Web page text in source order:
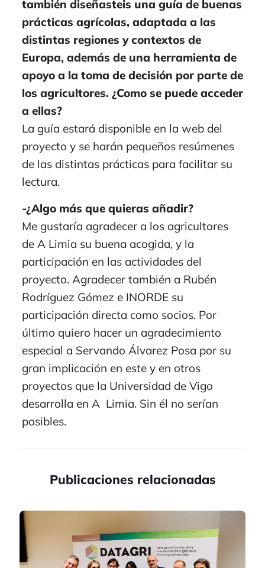
también diseñasteis una guía de buenas
prácticas agrícolas, adaptada a las
distintas regiones y contextos de
Europa, además de una herramienta de
apoyo a la toma de decisión por parte de
los agricultores. ¿Como se puede acceder
a ellas?
La guía estará disponible en la web del
proyecto y se harán pequeños resúmenes
de las distintas prácticas para facilitar su
lectura.
-¿Algo más que quieras añadir?
Me gustaría agradecer a los agricultores
de A Limia su buena acogida, y la
participación en las actividades del
proyecto. Agradecer también a Rubén
Rodríguez Gómez e INORDE su
participación directa como socios. Por
último quiero hacer un agradecimiento
especial a Servando Álvarez Posa por su
gran implicación en este y en otros
proyectos que la Universidad de Vigo
desarrolla en A Limia. Sin él no serían
posibles.
Publicaciones relacionadas